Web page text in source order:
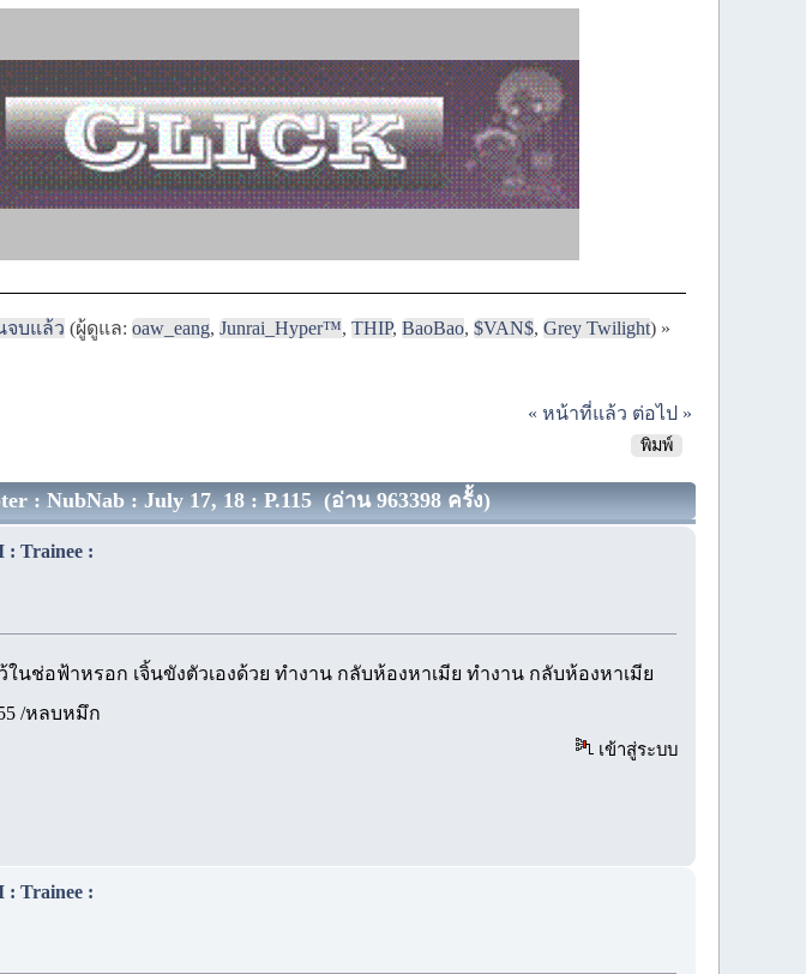
จบแล้ว (ผู้ดูแล:oaw_eang,Junrai_Hyper™,THIP,BaoBao,$VAN$,Grey Twilight) »
« หน้าที่แล้ว ต่อไป »
พิมพ์
: NubNab : July 17, 18 : P.115 (อ่าน 963398 ครั้ง)
Trainee :
นช่อฟ้าหรอก เจิ้นขังตัวเองด้วย ทำงาน กลับห้องหาเมีย ทำงาน กลับห้องหาเมีย
/หลบหมึก
เข้าสู่ระบบ
Trainee :